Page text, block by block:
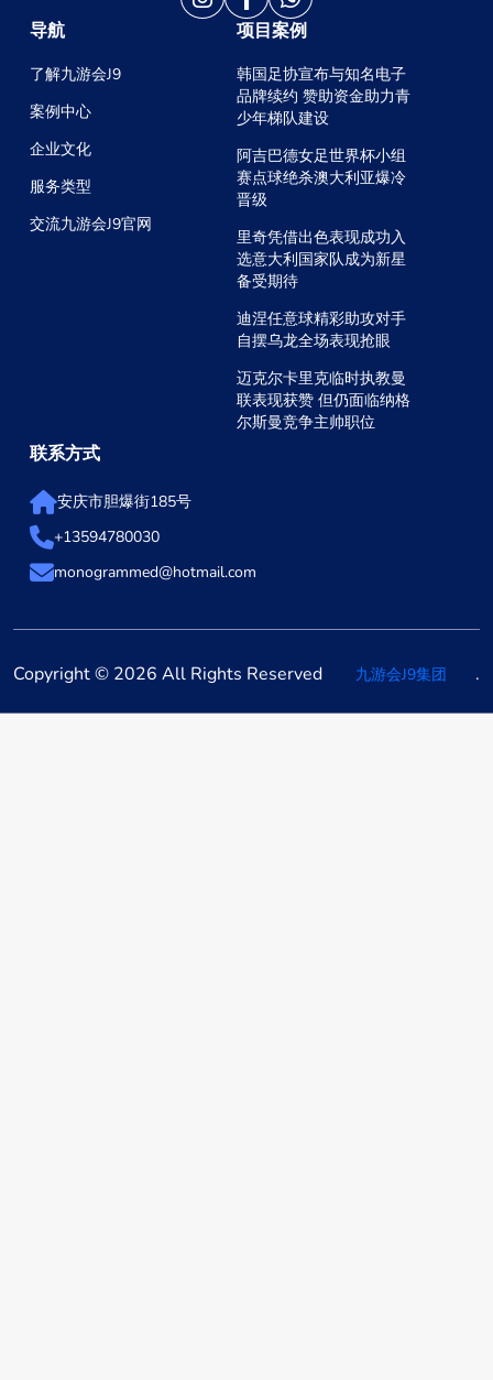
导航
了解九游会J9
案例中心
企业文化
服务类型
交流九游会J9官网
项目案例
韩国足协宣布与知名电子
品牌续约 赞助资金助力青
少年梯队建设
阿吉巴德女足世界杯小组
赛点球绝杀澳大利亚爆冷
晋级
里奇凭借出色表现成功入
选意大利国家队成为新星
备受期待
迪涅任意球精彩助攻对手
自摆乌龙全场表现抢眼
迈克尔卡里克临时执教曼
联表现获赞 但仍面临纳格
尔斯曼竞争主帅职位
联系方式
安庆市胆爆街185号
+13594780030
monogrammed@hotmail.com
Copyright © 2026 All Rights Reserved 九游会J9集团 .